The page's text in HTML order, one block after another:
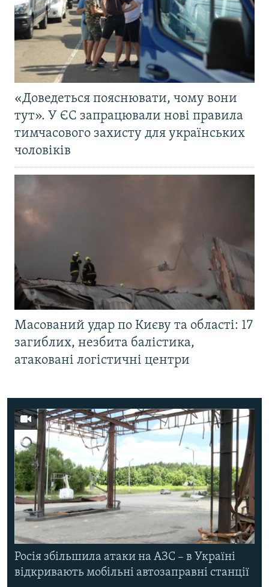
«Доведеться пояснювати, чому вони
тут». У ЄС запрацювали нові правила
тимчасового захисту для українських
чоловіків
Масований удар по Києву та області: 17
загиблих, незбита балістика,
атаковані логістичні центри
Росія збільшила атаки на АЗС – в Україні
відкривають мобільні автозаправні станції